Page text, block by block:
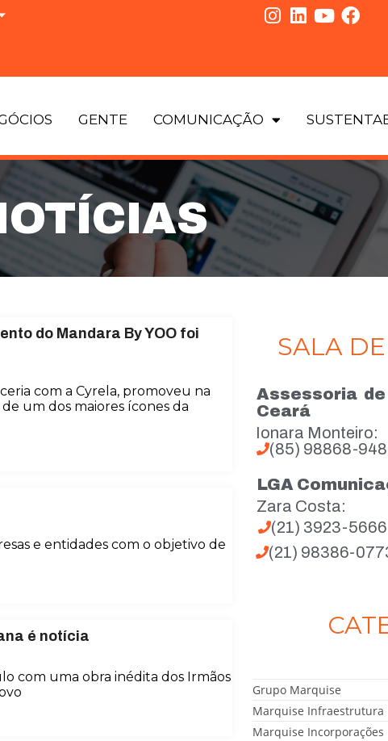
GENTE COMUNICAÇÃO
do Mandara By YOO foi
com a Cyrela, promoveu na
um dos maiores ícones da
e entidades com o objetivo de
é notícia
com uma obra inédita dos Irmãos
SALA
Assessoria
Ceará
Ionara Monteiro:
(85) 98868-
LGA
Zara Costa:
(21) 3923-5666
(21) 98386-
Grupo Marquise
Marquise Infraestrutura
Marquise Incorporações